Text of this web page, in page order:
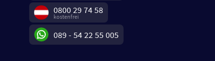
0800 29 74 58
kostenfrei
089 - 54 22 55 005